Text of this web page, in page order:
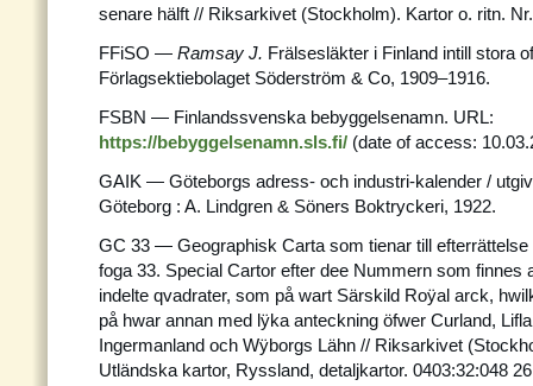
senare hälft // Riksarkivet (Stockholm). Kartor o. ritn.
FFiSO — Ramsay J. Frälsesläkter i Finland intill stora
Förlagsektiebolaget Söderström & Co, 1909–1916.
FSBN — Finlandssvenska bebyggelsenamn. URL:
https://bebyggelsenamn.sls.fi/ (date of access:
GAIK — Göteborgs adress- och industri-kalender /
Göteborg : A. Lindgren & Söners Boktryckeri, 1922.
GC 33 — Geographisk Carta som tienar till efterrättelse
foga 33. Special Cartor efter dee Nummern som finnes
indelte qvadrater, som på wart Särskild Roÿal arck,
på hwar annan med lÿka anteckning öfwer Curland,
Ingermanland och Wÿborgs Lähn // Riksarkivet
Utländska kartor, Ryssland, detaljkartor. 0403:32:048